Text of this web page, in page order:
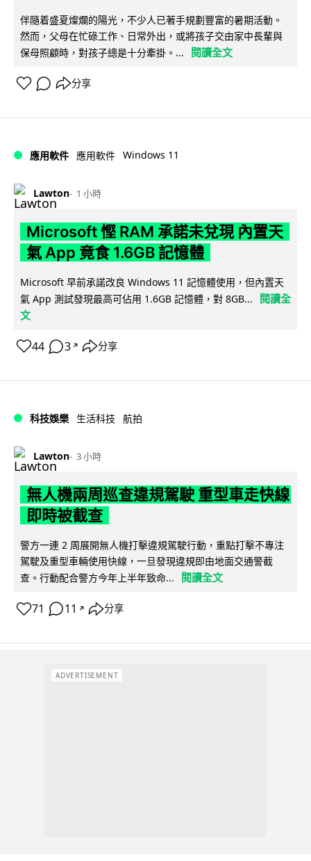
伴隨着盛夏燦爛的陽光，不少人已著手規劃豐富的暑期活動。
然而，父母在忙碌工作、日常外出，或將孩子交由家中長輩與
保母照顧時，對孩子總是十分牽掛。...
閱讀全文
分享
應用軟件 應用軟件 Windows 11
Lawton 1 小時
Microsoft 慳 RAM 承諾未兌現 內置天
氣 App 竟食 1.6GB 記憶體
Microsoft 早前承諾改良 Windows 11 記憶體使用，但內置天
氣 App 測試發現最高可佔用 1.6GB 記憶體，對 8GB...
閱讀全
文
44 3 ↗ 分享
科技娛樂 生活科技 航拍
Lawton 3 小時
無人機兩周巡查違規駕駛 重型車走快線
即時被截查
警方一連 2 周展開無人機打擊違規駕駛行動，重點打擊不專注
駕駛及重型車輛使用快線，一旦發現違規即由地面交通警截
查。行動配合警方今年上半年致命...
閱讀全文
71 11 ↗ 分享
ADVERTISEMENT